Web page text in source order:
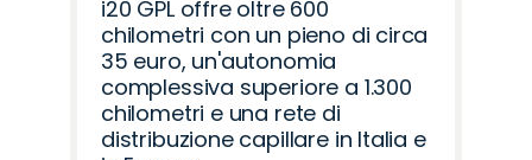
i20 GPL offre oltre 600
chilometri con un pieno di circa
35 euro, un'autonomia
complessiva superiore a 1.300
chilometri e una rete di
distribuzione capillare in Italia e